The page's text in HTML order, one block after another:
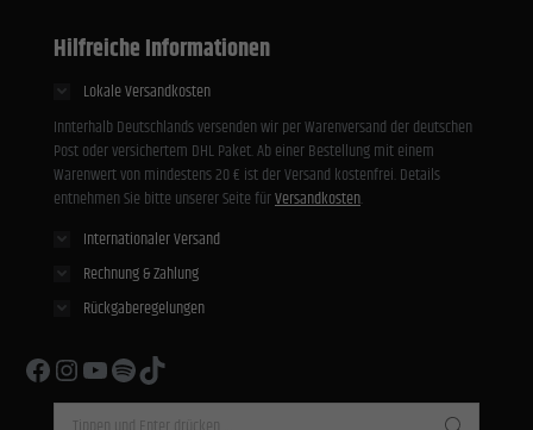
Hilfreiche Informationen
Lokale Versandkosten
Innterhalb Deutschlands versenden wir per Warenversand der deutschen
Post oder versichertem DHL Paket. Ab einer Bestellung mit einem
Warenwert von mindestens 20 € ist der Versand kostenfrei. Details
entnehmen Sie bitte unserer Seite fürVersandkosten.
Internationaler Versand
Rechnung & Zahlung
Rückgaberegelungen
Facebook
Instagram
YouTube
Spotify
TikTok